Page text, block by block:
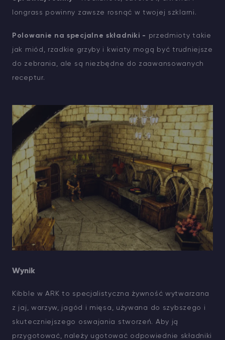
longrass powinny zawsze rosnąć w twojej szklarni.
Polowanie na specjalne składniki - przedmioty takie
jak miód, rzadkie grzyby i kwiaty mogą być trudniejsze
do zebrania, ale są niezbędne do zaawansowanych
receptur.
Wynik
Kibble w ARK to specjalistyczna żywność wytwarzana
z jaj, warzyw, jagód i mięsa, używana do szybszego i
skuteczniejszego oswajania stworzeń. Aby ją
przygotować, należy ugotować odpowiednie składniki